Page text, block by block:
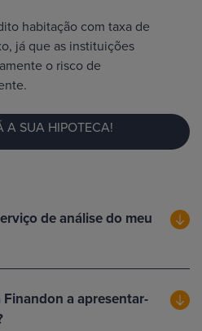
habitação com taxa de
já que as instituições
o risco de
A SUA HIPOTECA!
de análise do meu
a apresentar-